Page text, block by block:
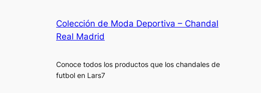
Colección de Moda Deportiva – Chandal
Real Madrid
Conoce todos los productos que los chandales de
futbol en Lars7